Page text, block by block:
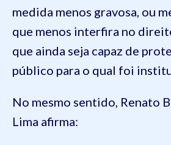
medida menos gravosa, ou
que menos interfira no
que ainda seja capaz de
público para o qual foi
No mesmo sentido, Renato
Lima afirma: